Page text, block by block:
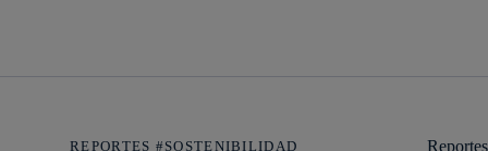
REPORTES #SOSTENIBILIDAD Reportes